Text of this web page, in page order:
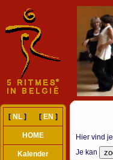
[ NL ] [ EN ]
HOME
Kalender
Hier vind je
Je kan